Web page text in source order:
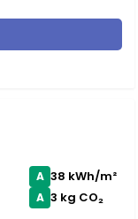
A 38 kWh/m²
A 3 kg CO₂